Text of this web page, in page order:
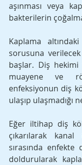
aşınması veya
bakterilerin
Kaplama
sorusuna
başlar. Diş hekimi
muayene ve
enfeksiyonun diş
ulaşıp ulaşmadığı
Eğer iltihap diş
çıkarılarak
sırasında
doldurularak